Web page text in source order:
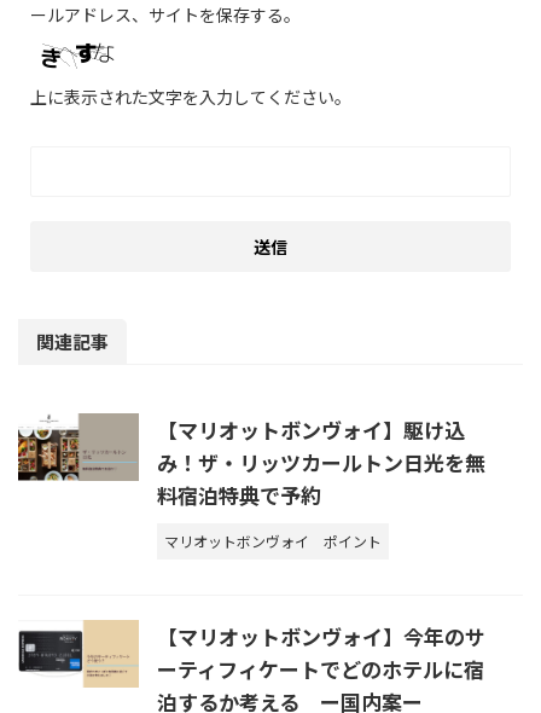
ールアドレス、サイトを保存する。
上に表示された文字を入力してください。
関連記事
【マリオットボンヴォイ】駆け込
み！ザ・リッツカールトン日光を無
料宿泊特典で予約
マリオットボンヴォイ ポイント
【マリオットボンヴォイ】今年のサ
ーティフィケートでどのホテルに宿
泊するか考える ー国内案ー